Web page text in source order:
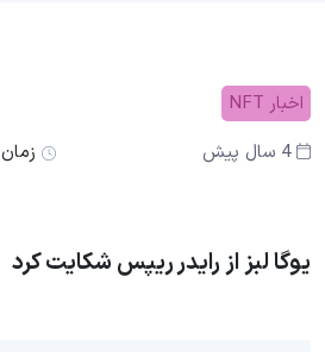
اخبار NFT
4 سال پیش
یوگا لبز از رایدر ریپس شکایت کرد